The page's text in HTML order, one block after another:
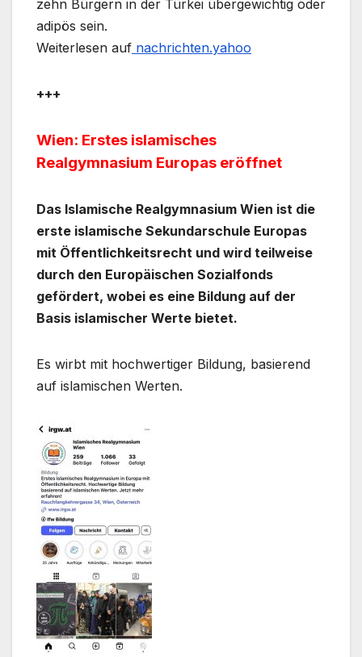
zehn Bürgern in der Türkei übergewichtig oder
adipös sein.
Weiterlesen auf nachrichten.yahoo
+++
Wien: Erstes islamisches
Realgymnasium Europas eröffnet
Das Islamische Realgymnasium Wien ist die
erste islamische Sekundarschule Europas
mit Öffentlichkeitsrecht und wird teilweise
durch den Europäischen Sozialfonds
gefördert, wobei es eine Bildung auf der
Basis islamischer Werte bietet.
Es wirbt mit hochwertiger Bildung, basierend
auf islamischen Werten.